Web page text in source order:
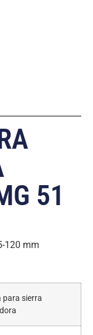
51
120 mm
para sierra